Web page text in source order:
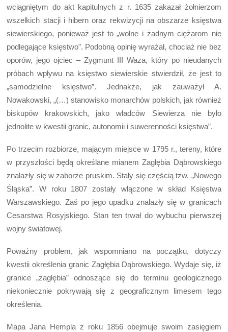
wciągniętym do akt kapitulnych z r. 1635 zakazał żołnierzom
wszelkich stacji i hibern oraz rekwizycji na obszarze księstwa
siewierskiego, ponieważ jest to „wolne i żadnym ciężarom nie
podlegające księstwo”. Podobną opinię wyrażał, chociaż nie bez
oporów, jego ojciec – Zygmunt III Waza, który po nieudanych
próbach wpływu na księstwo siewierskie stwierdził, że jest to
„samodzielne księstwo”. Jednakże, jak zauważył A.
Nowakowski, „(…) stanowisko monarchów polskich, jak również
biskupów krakowskich, jako władców Siewierza nie było
jednolite w kwestii granic, autonomii i suwerenności księstwa”.
Po trzecim rozbiorze, mającym miejsce w 1795 r., tereny, które
w przyszłości będą określane mianem Zagłębia Dąbrowskiego
znalazły się w zaborze pruskim. Stały się częścią tzw. „Nowego
Śląska”. W roku 1807 zostały włączone w skład Księstwa
Warszawskiego. Zaś po jego upadku znalazły się w granicach
Cesarstwa Rosyjskiego. Stan ten trwał do wybuchu pierwszej
wojny światowej.
Poważny problem, jak wspomniano na początku, dotyczy
kwestii określenia granic Zagłębia Dąbrowskiego. Wydaje się, iż
granice „zagłębia” odnoszące się do terminu geologicznego
niekoniecznie pokrywają się z geograficznym limesem tego
określenia.
Mapa Jana Hempla z roku 1856 obejmuje swoim zasięgiem